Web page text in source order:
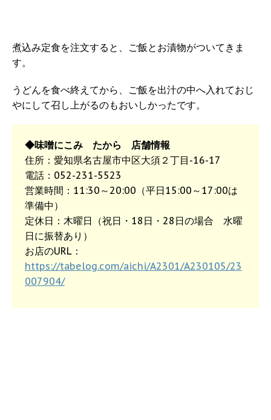
煮込み定食を注文すると、ご飯とお漬物がついてきま
す。
うどんを食べ終えてから、ご飯を出汁の中へ入れておじ
やにして召し上がるのもおいしかったです。
◆味噌にこみ たから 店舗情報
住所：愛知県名古屋市中区大須２丁目-16-17
電話：052-231-5523
営業時間：11:30～20:00（平日15:00～17:00は
準備中）
定休日：木曜日（祝日・18日・28日の場合 水曜
日に振替あり）
お店のURL：
https://tabelog.com/aichi/A2301/A230105/23
007904/